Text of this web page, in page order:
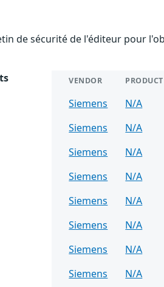
de sécurité de l'éditeur pour
VENDOR PRODUCT
Siemens N/A
Siemens
N/A
Siemens
N/A
Siemens
N/A
Siemens
N/A
Siemens
N/A
Siemens
N/A
Siemens
N/A